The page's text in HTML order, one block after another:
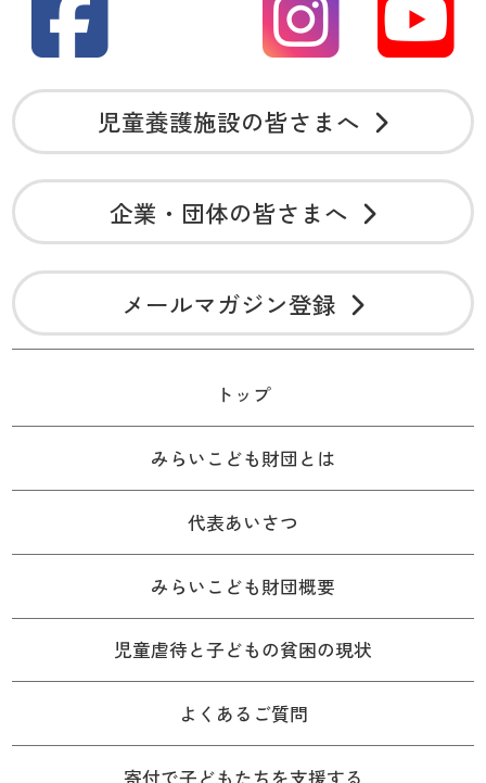
児童養護施設の皆さまへ
企業・団体の皆さまへ
メールマガジン登録
トップ
みらいこども財団とは
代表あいさつ
みらいこども財団概要
児童虐待と子どもの貧困の現状
よくあるご質問